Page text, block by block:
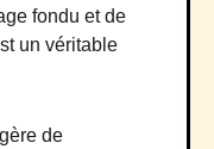
fondu et de
un véritable
de